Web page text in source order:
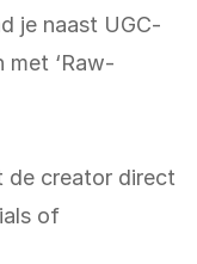
je naast UGC-
met ‘Raw-
de creator direct
of